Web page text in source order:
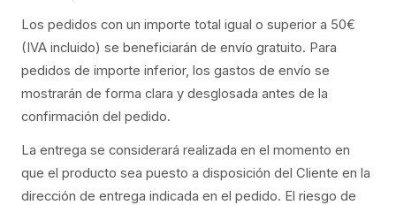
Los pedidos con un importe total igual o superior a 50€
(IVA incluido) se beneficiarán de envío gratuito. Para
pedidos de importe inferior, los gastos de envío se
mostrarán de forma clara y desglosada antes de la
confirmación del pedido.
La entrega se considerará realizada en el momento en
que el producto sea puesto a disposición del Cliente en la
dirección de entrega indicada en el pedido. El riesgo de